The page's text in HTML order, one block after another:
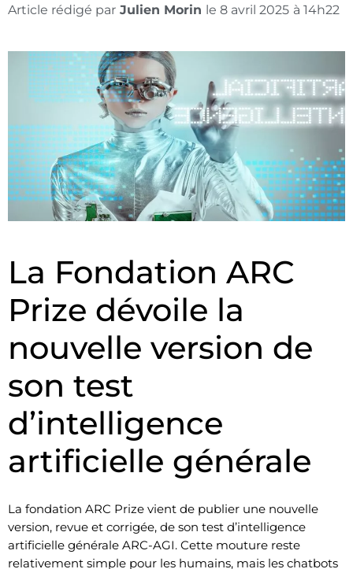
Article rédigé par Julien Morin le 8 avril 2025 à 14h22
La Fondation ARC
Prize dévoile la
nouvelle version de
son test
d’intelligence
artificielle générale
La fondation ARC Prize vient de publier une nouvelle
version, revue et corrigée, de son test d’intelligence
artificielle générale ARC-AGI. Cette mouture reste
relativement simple pour les humains, mais les chatbots